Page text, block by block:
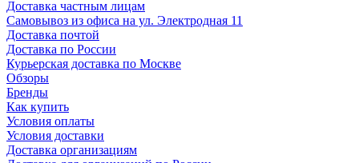
Доставка частным лицам
Самовывоз из офиса на ул. Электродная 11
Доставка почтой
Доставка по России
Курьерская доставка по Москве
Обзоры
Бренды
Как купить
Условия оплаты
Условия доставки
Доставка организациям